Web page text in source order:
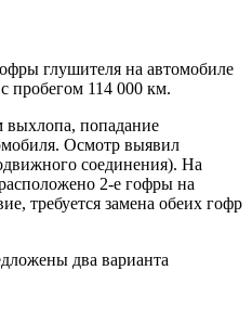
глушителя на автомобиле
пробегом 114 000 км.
попадание
Осмотр выявил
соединения). На
2-е гофры на
требуется замена обеих гофр
два варианта